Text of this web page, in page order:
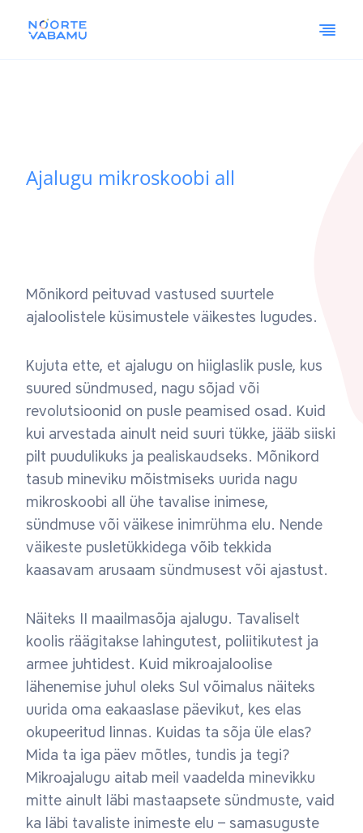
Ajalugu mikroskoobi all
Mõnikord peituvad vastused suurtele
ajaloolistele küsimustele väikestes lugudes.
Kujuta ette, et ajalugu on hiiglaslik pusle, kus
suured sündmused, nagu sõjad või
revolutsioonid on pusle peamised osad. Kuid
kui arvestada ainult neid suuri tükke, jääb siiski
pilt puudulikuks ja pealiskaudseks. Mõnikord
tasub mineviku mõistmiseks uurida nagu
mikroskoobi all ühe tavalise inimese,
sündmuse või väikese inimrühma elu. Nende
väikeste pusletükkidega võib tekkida
kaasavam arusaam sündmusest või ajastust.
Näiteks II maailmasõja ajalugu. Tavaliselt
koolis räägitakse lahingutest, poliitikutest ja
armee juhtidest. Kuid mikroajaloolise
lähenemise juhul oleks Sul võimalus näiteks
uurida oma eakaaslase päevikut, kes elas
okupeeritud linnas. Kuidas ta sõja üle elas?
Mida ta iga päev mõtles, tundis ja tegi?
Mikroajalugu aitab meil vaadelda minevikku
mitte ainult läbi mastaapsete sündmuste, vaid
ka läbi tavaliste inimeste elu – samasuguste